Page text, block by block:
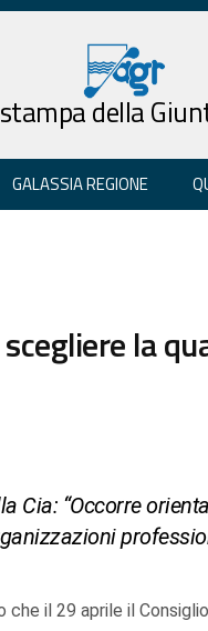
della
GALASSIA REGIONE
la
Cia: “Occorre
il 29 aprile il